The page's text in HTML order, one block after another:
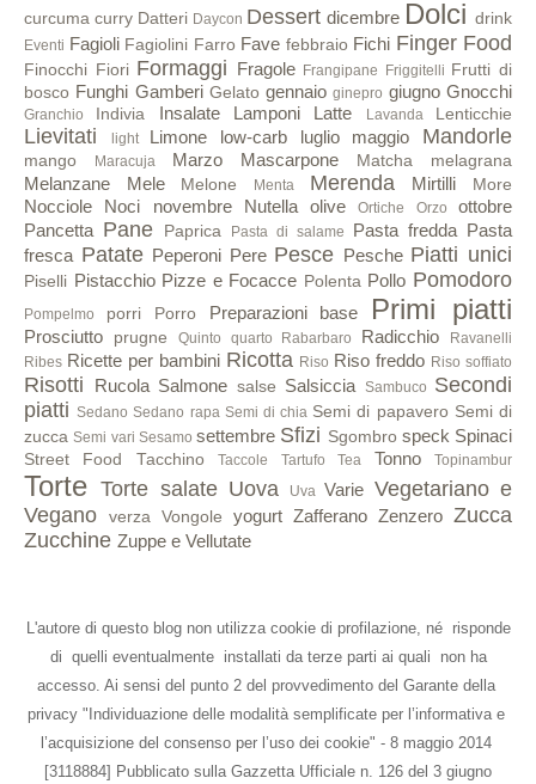
curcuma curry Datteri Daycon Dessert dicembre Dolci drink
Eventi Fagioli Fagiolini Farro Fave febbraio Fichi Finger Food
Finocchi Fiori Formaggi Fragole Frangipane Friggitelli Frutti di
bosco Funghi Gamberi Gelato gennaio ginepro giugno Gnocchi
Granchio Indivia Insalate Lamponi Latte Lavanda Lenticchie
Lievitati light Limone low-carb luglio maggio Mandorle
mango Maracuja Marzo Mascarpone Matcha melagrana
Melanzane Mele Melone Menta Merenda Mirtilli More
Nocciole Noci novembre Nutella olive Ortiche Orzo
ottobre
Pancetta Pane Paprica Pasta di salame Pasta fredda Pasta
fresca Patate Peperoni Pere Pesce Pesche Piatti unici
Piselli Pistacchio Pizze e Focacce Polenta Pollo Pomodoro
Pompelmo porri Porro Preparazioni base Primi piatti
Prosciutto prugne Quinto quarto Rabarbaro Radicchio
Ravanelli
Ribes Ricette per bambini Ricotta Riso Riso freddo Riso soffiato
Risotti Rucola Salmone salse Salsiccia Sambuco Secondi
piatti Sedano Sedano rapa Semi di chia Semi di papavero Semi di
zucca Semi vari Sesamo settembre Sfizi Sgombro speck Spinaci
Street Food Tacchino Taccole Tartufo Tea Tonno Topinambur
Torte Torte salate Uova Uva Varie Vegetariano e
Vegano
verza Vongole yogurt Zafferano Zenzero Zucca
Zucchine Zuppe e Vellutate
L'autore di questo blog non utilizza cookie di profilazione, né risponde
di quelli eventualmente installati da terze parti ai quali non ha
accesso. Ai sensi del punto 2 del provvedimento del Garante della
privacy "Individuazione delle modalità semplificate per l’informativa e
l’acquisizione del consenso per l’uso dei cookie" - 8 maggio 2014
[3118884] Pubblicato sulla Gazzetta Ufficiale n. 126 del 3 giugno